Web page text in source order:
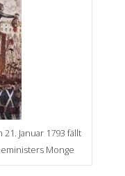
Januar 1793 fällt
Monge